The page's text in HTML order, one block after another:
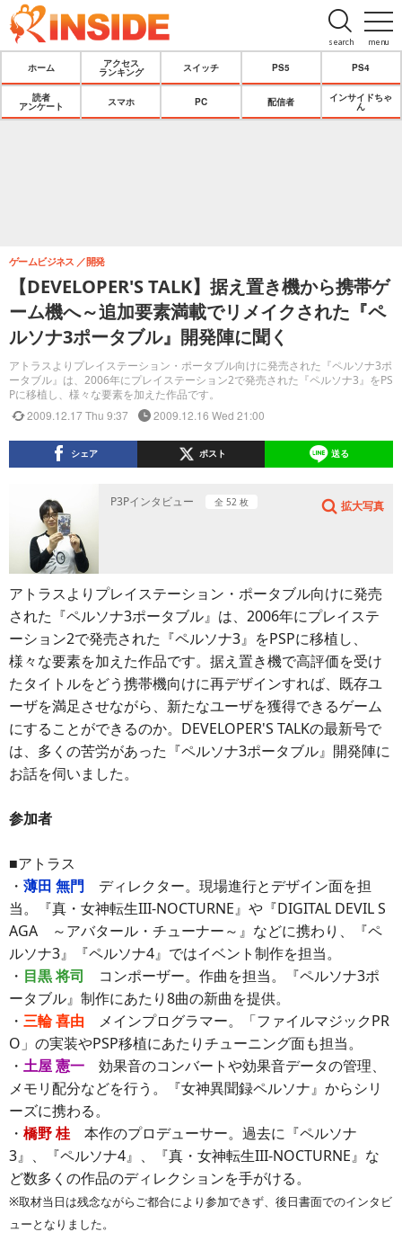
menu
search
ホーム
アクセス
ランキング
スイッチ PS5 PS4
読者
アンケート
スマホ PC 配信者
インサイドちゃ
ん
【DEVELOPER'S TALK】据え置き機から携帯ゲ
ーム機へ～追加要素満載でリメイクされた『ペ
ルソナ3ポータブル』開発陣に聞く
アトラスよりプレイステーション・ポータブル向けに発売された『ペルソナ3ポ
ータブル』は、2006年にプレイステーション2で発売された『ペルソナ3』をPS
Pに移植し、様々な要素を加えた作品です。
ゲームビジネス 開発
2009.12.17 Thu 9:37 2009.12.16 Wed 21:00
シェア ポスト 送る
P3Pインタビュー 全 52 枚 拡大写真
アトラスよりプレイステーション・ポータブル向けに発売
された『ペルソナ3ポータブル』は、2006年にプレイステ
ーション2で発売された『ペルソナ3』をPSPに移植し、
様々な要素を加えた作品です。据え置き機で高評価を受け
たタイトルをどう携帯機向けに再デザインすれば、既存ユ
ーザを満足させながら、新たなユーザを獲得できるゲーム
にすることができるのか。DEVELOPER'S TALKの最新号で
は、多くの苦労があった『ペルソナ3ポータブル』開発陣に
お話を伺いました。
参加者
■アトラス
・ 薄田 無門 ディレクター。現場進行とデザイン面を担
当。『真・女神転生III-NOCTURNE』や『DIGITAL DEVIL S
AGA ～アバタール・チューナー～』などに携わり、『ペ
ルソナ3』『ペルソナ4』ではイベント制作を担当。
・ 目黒 将司 コンポーザー。作曲を担当。『ペルソナ3ポ
ータブル』制作にあたり8曲の新曲を提供。
・ 三輪 喜由 メインプログラマー。「ファイルマジックPR
O」の実装やPSP移植にあたりチューニング面も担当。
・ 土屋 憲一 効果音のコンバートや効果音データの管理、
メモリ配分などを行う。『女神異聞録ペルソナ』からシリ
ーズに携わる。
・ 橋野 桂 本作のプロデューサー。過去に『ペルソナ
3』、『ペルソナ4』、『真・女神転生III-NOCTURNE』な
ど数多くの作品のディレクションを手がける。
※取材当日は残念ながらご都合により参加できず、後日書面でのインタビ
ューとなりました。